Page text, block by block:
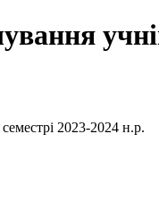
2023-2024 н.р.